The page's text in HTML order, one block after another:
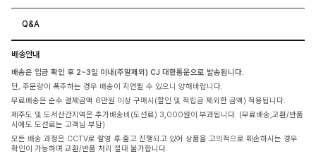
Q&A
배송안내
배송은 입금 확인 후 2~3일 이내(주말제외) CJ 대한통운으로 발송됩니다.
단, 주문량이 폭주하는 경우 배송이 지연될 수 있으니 양해바랍니다.
무료배송은 순수 결제금액 6만원 이상 구매시(할인 및 적립금 제외한 금액) 적용됩니다.
제주도 및 도서산간지역은 추가배송비(도선료) 3,000원이 부과됩니다. (무료배송,교환/반품
시에도 도선료는 고객님 부담)
모든 배송 과정은 CCTV로 촬영 후 출고 진행되고 있어 상품을 고의적으로 훼손하시는 경우
확인이 가능하며 교환/반품 처리 절대 불가합니다.